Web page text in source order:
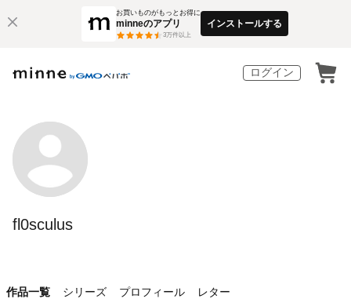
お買いものがもっとお得に
minneのアプリ
3万件以上
インストールする
ログイン
fl0sculus
作品一覧 シリーズ プロフィール レター